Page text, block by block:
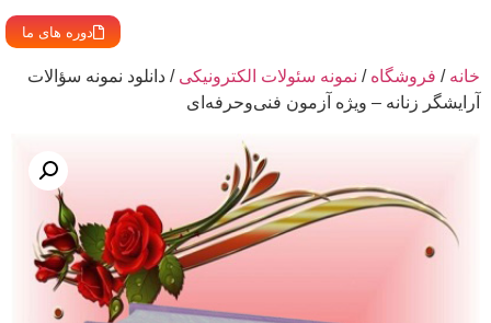
دوره های ما
خانه / فروشگاه / نمونه سئولات الکترونیکی / دانلود نمونه سؤالات
آرایشگر زنانه – ویژه آزمون فنی‌وحرفه‌ای